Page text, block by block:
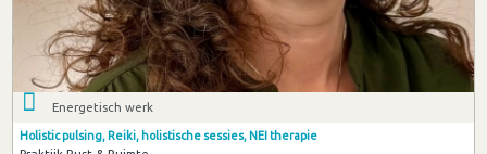
Energetisch werk
Holistic pulsing, Reiki, holistische sessies, NEI therapie